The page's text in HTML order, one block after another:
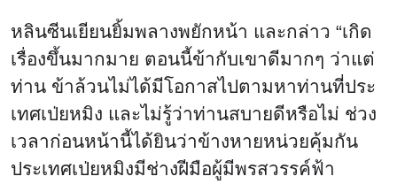
หลินซีนเยียนยิ้มพลางพยักหน้า และกล่าว “เกิด
เรื่องขึ้นมากมาย ตอนนี้ข้ากับเขาดีมากๆ ว่าแต่
ท่าน ข้าล้วนไม่ได้มีโอกาสไปตามหาท่านที่ประ
เทศเป่ยหมิง และไม่รู้ว่าท่านสบายดีหรือไม่ ช่วง
เวลาก่อนหน้านี้ได้ยินว่าข้างหายหน่วยคุ้มกัน
ประเทศเป่ยหมิงมีช่างฝีมือผู้มีพรสวรรค์ฟ้า